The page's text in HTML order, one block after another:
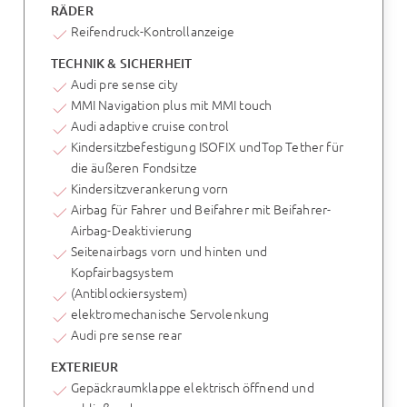
RÄDER
Reifendruck-Kontrollanzeige
TECHNIK & SICHERHEIT
Audi pre sense city
MMI Navigation plus mit MMI touch
Audi adaptive cruise control
Kindersitzbefestigung ISOFIX undTop Tether für
die äußeren Fondsitze
Kindersitzverankerung vorn
Airbag für Fahrer und Beifahrer mit Beifahrer-
Airbag-Deaktivierung
Seitenairbags vorn und hinten und
Kopfairbagsystem
(Antiblockiersystem)
elektromechanische Servolenkung
Audi pre sense rear
EXTERIEUR
Gepäckraumklappe elektrisch öffnend und